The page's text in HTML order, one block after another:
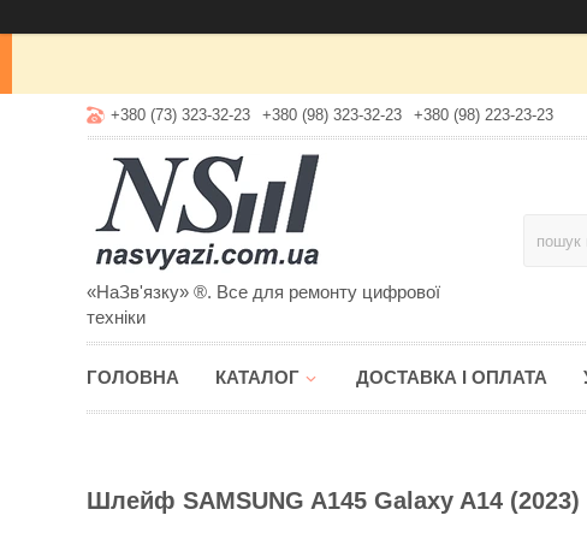
+380 (73) 323-32-23 +380 (98) 323-32-23 +380 (98) 223-23-23
«НаЗв'язку» ®. Все для ремонту цифрової
техніки
ГОЛОВНА КАТАЛОГ ДОСТАВКА І ОПЛАТА
Шлейф SAMSUNG A145 Galaxy A14 (2023)